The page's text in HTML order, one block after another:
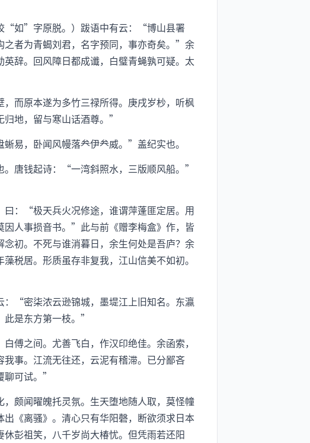
“如”字原脱。）跋语中有云：“博山县署
者为青蝎刘君，名字预同，事亦奇矣。”余
辞。回风障日都成谶，白璧青蝇孰可疑。太
而原本遂为多竹三禄所得。庚戌岁杪，听枫
地，留与寒山话酒尊。”
蜥易，卧闻风幔落伊威。”盖纪实也。
钱起诗：“一湾斜照水，三版顺风船。”
曰：“极天兵火况修途，谁谓萍蓬匪定居。用
因人事损音书。”此与前《赠李梅盒》作，皆
初。不死与谁消暮日，余生何处是吾庐？余
税居。形质虽存非复我，江山信美不如初。
：“密柒浓云逊锦城，墨堤江上旧知名。东瀛
是东方第一枝。”
傅之间。尤善飞白，作汉印绝佳。余函索，
事。江流无往还，云泥有稽滞。已分鄙吝
可试。”
颇闻曜魄托灵氛。生天堕地随人取，莫怪幢
《离骚》。清心只有华阳磬，断欲须求日本
彭祖笑，八千岁尚大椿忧。但凭雨若还阳